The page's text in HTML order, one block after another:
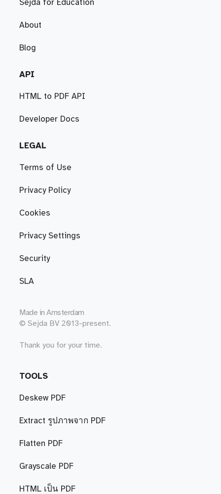
Sejda for Education
About
Blog
API
HTML to PDF API
Developer Docs
LEGAL
Terms of Use
Privacy Policy
Cookies
Privacy Settings
Security
SLA
Made in Amsterdam
© Sejda BV 2013-present.
Thank you for your time.
TOOLS
Deskew PDF
Extract รูปภาพจาก PDF
Flatten PDF
Grayscale PDF
HTML เป็น PDF